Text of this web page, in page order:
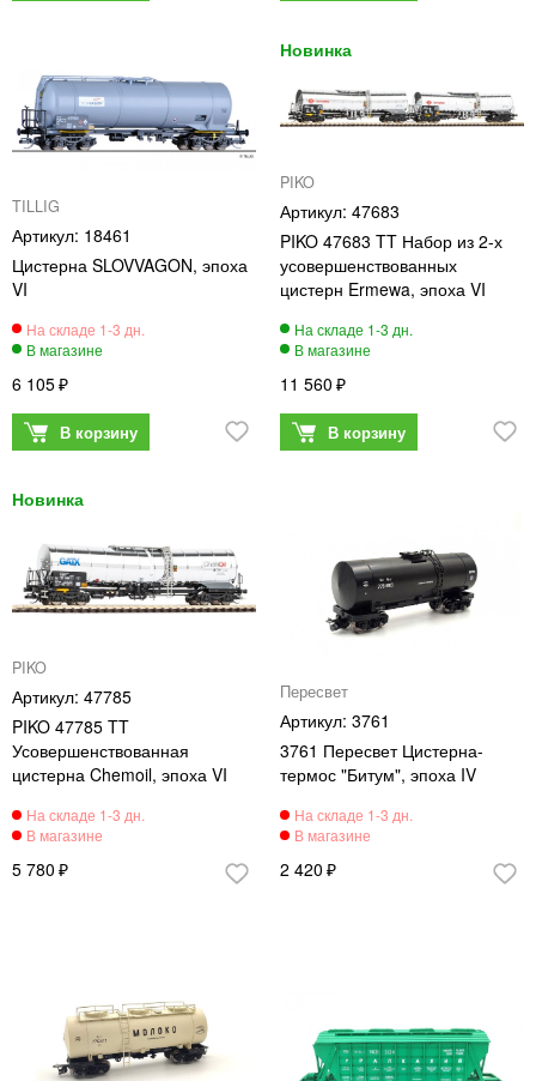
TILLIG
18461
Цистерна SLOVVAGON, эпоха
VI
6 105
PIKO
47683
PIKO 47683 TT Набор из 2-х
усовершенствованных
цистерн Ermewa, эпоха VI
11 560
PIKO
47785
PIKO 47785 TT
Усовершенствованная
цистерна Chemoil, эпоха VI
5 780
Пересвет
3761
3761 Пересвет Цистерна-
термос "Битум", эпоха IV
2 420